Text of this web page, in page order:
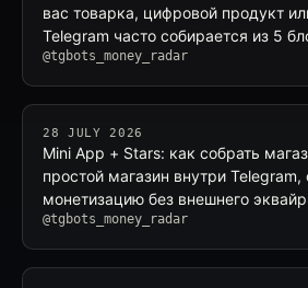
вас товарка, цифровой продукт
Telegram часто собирается из 5
@tgbots_money_radar
28 JULY 2026
Mini App + Stars: как собрать
простой магазин внутри
монетизацию без внешнего
@tgbots_money_radar